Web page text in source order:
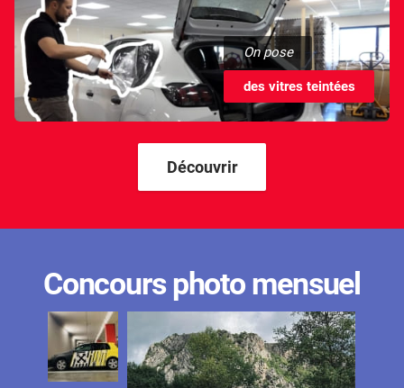
Jeep
Jetour
Kandi
Karma
Lada
Land Rover
Ldv
On pose
des vitres teintées
Découvrir
Concours photo mensuel